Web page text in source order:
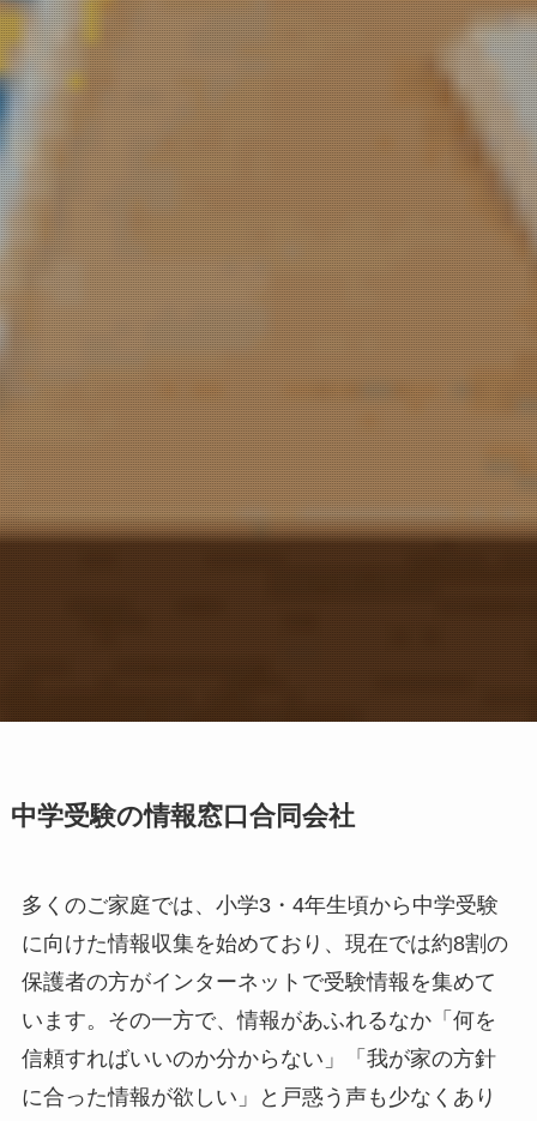
中学受験の情報窓口合同会社
多くのご家庭では、小学3・4年生頃から中学受験
に向けた情報収集を始めており、現在では約8割の
保護者の方がインターネットで受験情報を集めて
います。その一方で、情報があふれるなか「何を
信頼すればいいのか分からない」「我が家の方針
に合った情報が欲しい」と戸惑う声も少なくあり